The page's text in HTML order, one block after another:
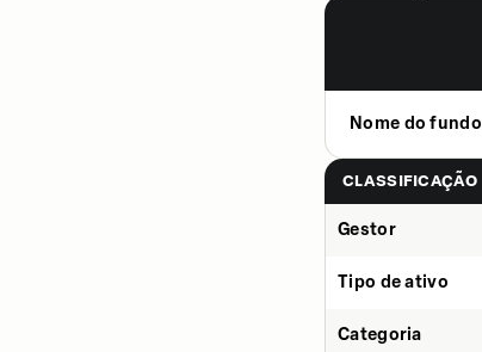
Nome do fundo
CLASSIFICAÇÃO
Gestor
Tipo de ativo
Categoria